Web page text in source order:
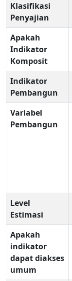
Klasifikasi
Penyajian
Apakah
Indikator
Komposit
Indikator
Pembangun
Variabel
Pembangun
Level
Estimasi
Apakah
indikator
dapat diakses
umum